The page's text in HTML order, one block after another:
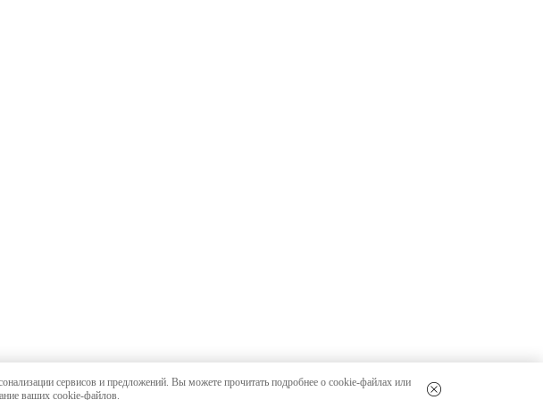
сервисов и предложений. Вы можете прочитать подробнее о cookie-файлах или
ваших cookie-файлов.